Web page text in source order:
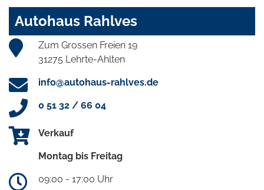
Autohaus Rahlves
Zum Grossen Freien 19
31275 Lehrte-Ahlten
info@autohaus-rahlves.de
0 51 32 / 66 04
Verkauf
Montag bis Freitag
09:00 - 17:00 Uhr